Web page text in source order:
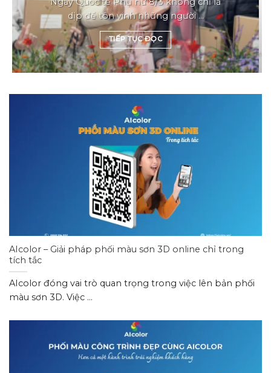
dịp để tôn vinh những người ...
TIẾP TỤC ĐỌC
AIcolor – Giải pháp phối màu sơn 3D online chỉ trong
tích tắc
AIcolor đóng vai trò quan trọng trong việc lên bản phối
màu sơn 3D. Việc ...